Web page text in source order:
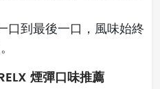
口到最後一口，風味始終
煙彈口味推薦